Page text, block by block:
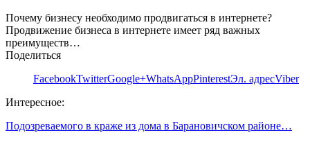
Почему бизнесу необходимо продвигаться в интернете?
Продвижение бизнеса в интернете имеет ряд важных
преимуществ…
Поделиться
FacebookTwitterGoogle+WhatsAppPinterestЭл. адресViber
Интересное:
Подозреваемого в краже из дома в Барановичском районе…